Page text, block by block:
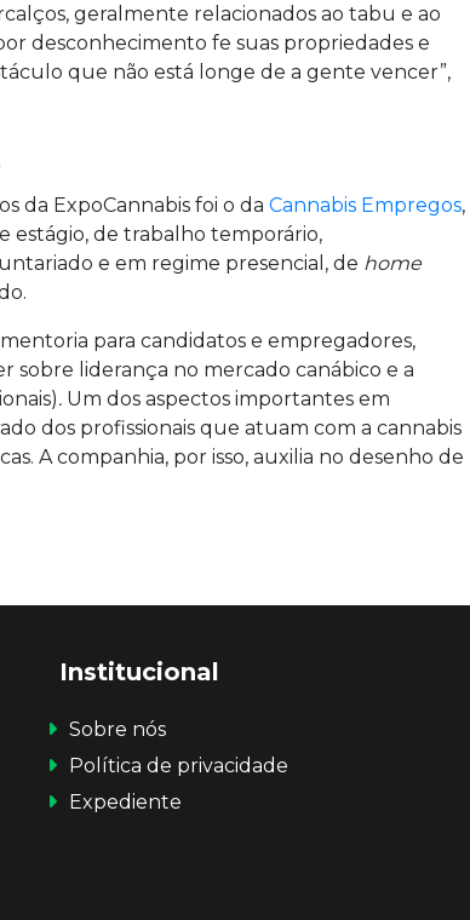
geralmente relacionados ao tabu e ao
desconhecimento fe suas propriedades e
que não está longe de a gente vencer”,
da ExpoCannabis foi o da Cannabis Empregos,
estágio, de trabalho temporário,
e em regime presencial, de home
para candidatos e empregadores,
sobre liderança no mercado canábico e a
. Um dos aspectos importantes em
dos profissionais que atuam com a cannabis
A companhia, por isso, auxilia no desenho de
Institucional
Sobre nós
Política de privacidade
Expediente